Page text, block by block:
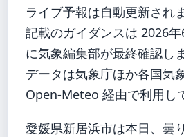
ライブ予報は自動更新されま
記載のガイダンスは 2026年
に気象編集部が最終確認し
データは気象庁ほか各国気
Open-Meteo 経由で利用し
愛媛県新居浜市は本日、曇